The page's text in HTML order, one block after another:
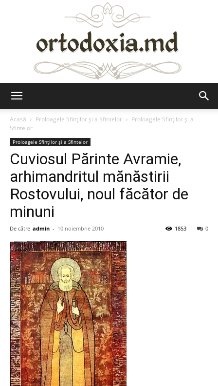
Acasă
Proloagele Sfinților și a Sfintelor
Proloagele Sfinților și a
Sfintelor
Proloagele Sfinților și a Sfintelor
Cuviosul Părinte Avramie,
arhimandritul mănăstirii
Rostovului, noul făcător de
minuni
De către admin - 10 noiembrie 2010 0
1853